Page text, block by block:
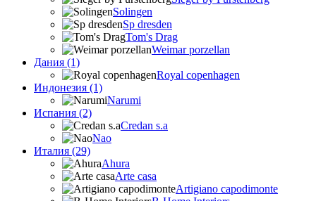
Solingen
Sp dresden
Tom's Drag
Weimar porzellan
Дания (1)
Royal copenhagen
Индонезия (1)
Narumi
Испания (2)
Credan s.a
Nao
Италия (29)
Ahura
Arte casa
Artigiano capodimonte